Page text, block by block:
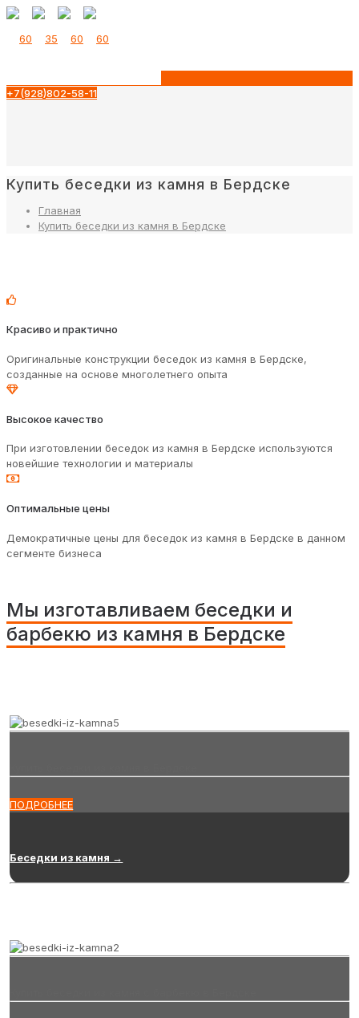
+7(928)802-58-11
Купить беседки из камня в Бердске
Главная
Купить беседки из камня в Бердске
Красиво и практично
Оригинальные конструкции беседок из камня в Бердске,
созданные на основе многолетнего опыта
Высокое качество
При изготовлении беседок из камня в Бердске используются
новейшие технологии и материалы
Оптимальные цены
Демократичные цены для беседок из камня в Бердске в данном
сегменте бизнеса
Мы изготавливаем беседки и
барбекю из камня в Бердске
ПОДРОБНЕЕ
Беседки из камня →